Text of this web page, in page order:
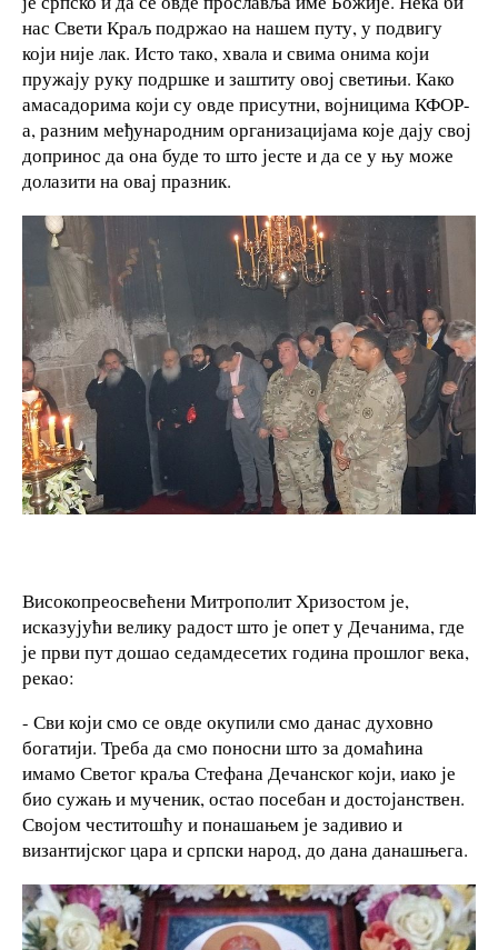
нас Свети Краљ подржао на нашем путу, у подвигу
који није лак. Исто тако, хвала и свима онима који
пружају руку подршке и заштиту овој светињи. Како
амасадорима који су овде присутни, војницима КФОР-
а, разним међународним организацијама које дају свој
допринос да она буде то што јесте и да се у њу може
долазити на овај празник.
Високопреосвећени Митрополит Хризостом је,
исказујући велику радост што је опет у Дечанима, где
је први пут дошао седамдесетих година прошлог века,
рекао:
- Сви који смо се овде окупили смо данас духовно
богатији. Треба да смо поносни што за домаћина
имамо Светог краља Стефана Дечанског који, иако је
био сужањ и мученик, остао посебан и достојанствен.
Својом честитошћу и понашањем је задивио и
византијског цара и српски народ, до дана данашњега.